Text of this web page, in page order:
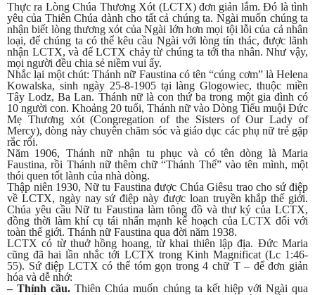
Thực ra Lòng Chúa Thương Xót (LCTX) đơn giản lắm. Đó là tình
yêu của Thiên Chúa dành cho tất cả chúng ta. Ngài muốn chúng ta
nhận biết lòng thương xót của Ngài lớn hơn mọi tội lỗi của cả nhân
loại, để chúng ta có thể kêu cầu Ngài với lòng tín thác, được lãnh
nhận LCTX, và để LCTX chảy từ chúng ta tới tha nhân. Như vậy,
mọi người đều chia sẻ niềm vui ấy.
Nhắc lại một chút: Thánh nữ Faustina có tên “cúng cơm” là Helena
Kowalska, sinh ngày 25-8-1905 tại làng Glogowiec, thuộc miền
Tây Lodz, Ba Lan. Thánh nữ là con thứ ba trong một gia đình có
10 người con. Khoảng 20 tuổi, Thánh nữ vào Dòng Tiểu muội Đức
Mẹ Thương xót (Congregation of the Sisters of Our Lady of
Mercy), dòng này chuyên chăm sóc và giáo dục các phụ nữ trẻ gặp
rắc rối.
Năm 1906, Thánh nữ nhận tu phục và có tên dòng là Maria
Faustina, rồi Thánh nữ thêm chữ “Thánh Thể” vào tên mình, một
thói quen tốt lành của nhà dòng.
Thập niên 1930, Nữ tu Faustina được Chúa Giêsu trao cho sứ điệp
về LCTX, ngày nay sứ điệp này được loan truyền khắp thế giới.
Chúa yêu cầu Nữ tu Faustina làm tông đồ và thư ký của LCTX,
đồng thời làm khí cụ tái nhấn mạnh kế hoạch của LCTX đối với
toàn thế giới. Thánh nữ Faustina qua đời năm 1938.
LCTX có từ thuở hồng hoang, từ khai thiên lập địa. Đức Maria
cũng đã hai lần nhắc tới LCTX trong Kinh Magnificat (Lc 1:46-
55). Sứ điệp LCTX có thể tóm gọn trong 4 chữ T – để đơn giản
hóa và dễ nhớ:
– Thỉnh cầu. Thiên Chúa muốn chúng ta kết hiệp với Ngài qua